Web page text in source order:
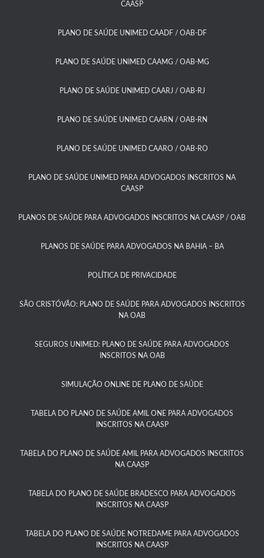
CAASP​
PLANO DE SAÚDE UNIMED CAADF / OAB-DF​
PLANO DE SAÚDE UNIMED CAAMG / OAB-MG​
PLANO DE SAÚDE UNIMED CAARJ / OAB-RJ​
PLANO DE SAÚDE UNIMED CAARN / OAB-RN
PLANO DE SAÚDE UNIMED CAARO / OAB-RO​
PLANO DE SAÚDE UNIMED PARA ADVOGADOS INSCRITOS NA
CAASP​
PLANOS DE SAÚDE PARA ADVOGADOS INSCRITOS NA CAASP / OAB
PLANOS DE SAÚDE PARA ADVOGADOS NA BAHIA – BA​
POLÍTICA DE PRIVACIDADE
SÃO CRISTÓVÃO: PLANO DE SAÚDE PARA ADVOGADOS INSCRITOS
NA OAB
SEGUROS UNIMED: PLANO DE SAÚDE PARA ADVOGADOS
INSCRITOS NA OAB
SIMULAÇÃO ONLINE DE PLANO DE SAÚDE
TABELA DO PLANO DE SAÚDE AMIL ONE PARA ADVOGADOS
INSCRITOS NA CAASP​
TABELA DO PLANO DE SAÚDE AMIL PARA ADVOGADOS INSCRITOS
NA CAASP​
TABELA DO PLANO DE SAÚDE BRADESCO PARA ADVOGADOS
INSCRITOS NA CAASP​
TABELA DO PLANO DE SAÚDE NOTREDAME PARA ADVOGADOS
INSCRITOS NA CAASP